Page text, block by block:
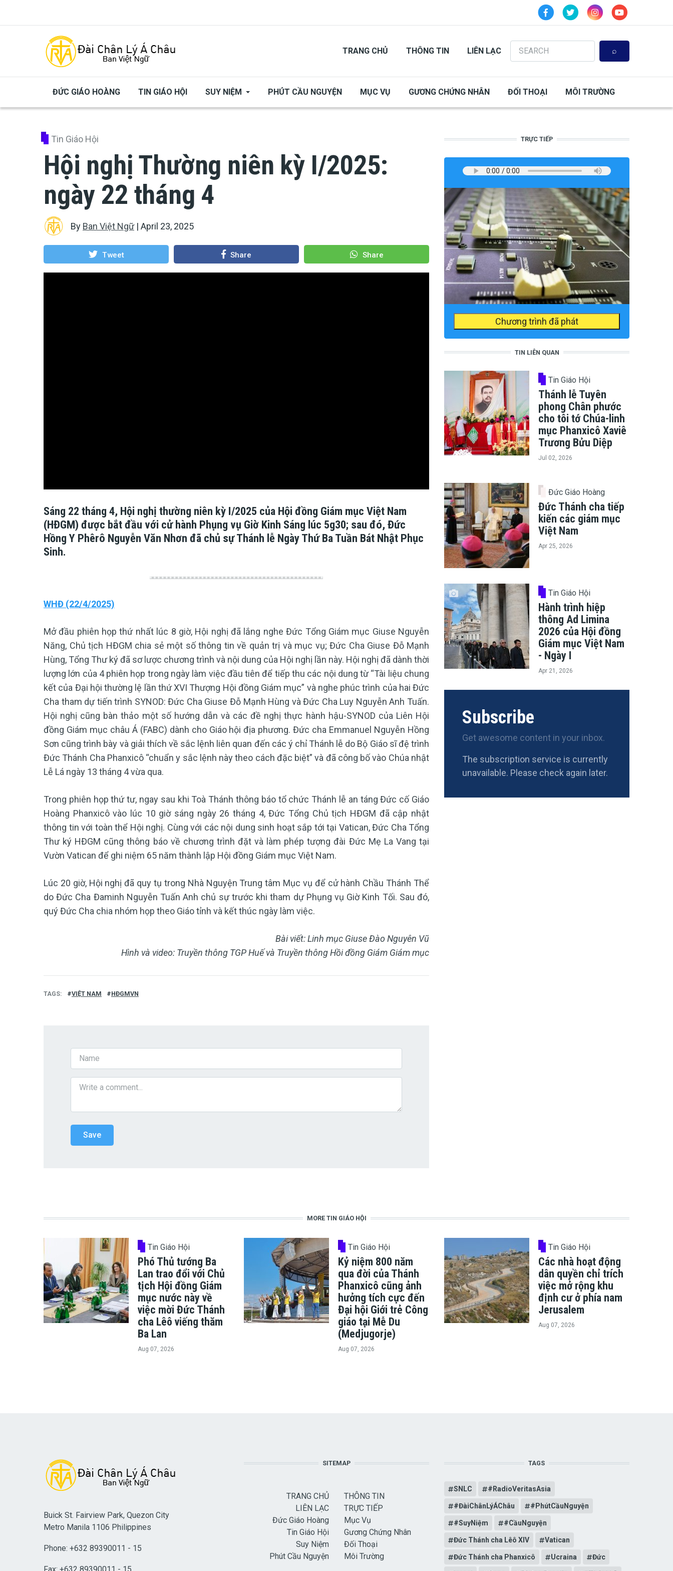
TRANG CHỦ THÔNG TIN LIÊN LẠC
Search
ĐỨC GIÁO HOÀNG TIN GIÁO HỘI SUY NIỆM PHÚT CẦU NGUYỆN MỤC VỤ GƯƠNG CHỨNG NHÂN ĐỐI THOẠI MÔI TRƯỜNG
Tin Giáo Hội
Hội nghị Thường niên kỳ I/2025:
ngày 22 tháng 4
By Ban Việt Ngữ| April 23, 2025
Tweet Share Share
Sáng 22 tháng 4, Hội nghị thường niên kỳ I/2025 của Hội đồng Giám mục Việt Nam
(HĐGM) được bắt đầu với cử hành Phụng vụ Giờ Kinh Sáng lúc 5g30; sau đó, Đức
Hồng Y Phêrô Nguyễn Văn Nhơn đã chủ sự Thánh lễ Ngày Thứ Ba Tuần Bát Nhật Phục
Sinh.
WHĐ (22/4/2025)
Mở đầu phiên họp thứ nhất lúc 8 giờ, Hội nghị đã lắng nghe Đức Tổng Giám mục Giuse Nguyễn
Năng, Chủ tịch HĐGM chia sẻ một số thông tin về quản trị và mục vụ; Đức Cha Giuse Đỗ Mạnh
Hùng, Tổng Thư ký đã sơ lược chương trình và nội dung của Hội nghị lần này. Hội nghị đã dành thời
lượng lớn của 4 phiên họp trong ngày làm việc đầu tiên để tiếp thu các nội dung từ “Tài liệu chung
kết của Đại hội thường lệ lần thứ XVI Thượng Hội đồng Giám mục” và nghe phúc trình của hai Đức
Cha tham dự tiến trình SYNOD: Đức Cha Giuse Đỗ Mạnh Hùng và Đức Cha Luy Nguyễn Anh Tuấn.
Hội nghị cũng bàn thảo một số hướng dẫn và các đề nghị thực hành hậu-SYNOD của Liên Hội
đồng Giám mục châu Á (FABC) dành cho Giáo hội địa phương. Đức cha Emmanuel Nguyễn Hồng
Sơn cũng trình bày và giải thích về sắc lệnh liên quan đến các ý chỉ Thánh lễ do Bộ Giáo sĩ đệ trình
Đức Thánh Cha Phanxicô “chuẩn y sắc lệnh này theo cách đặc biệt” và đã công bố vào Chúa nhật
Lễ Lá ngày 13 tháng 4 vừa qua.
Trong phiên họp thứ tư, ngay sau khi Toà Thánh thông báo tổ chức Thánh lễ an táng Đức cố Giáo
Hoàng Phanxicô vào lúc 10 giờ sáng ngày 26 tháng 4, Đức Tổng Chủ tịch HĐGM đã cập nhật
thông tin với toàn thể Hội nghị. Cùng với các nội dung sinh hoạt sắp tới tại Vatican, Đức Cha Tổng
Thư ký HĐGM cũng thông báo về chương trình đặt và làm phép tượng đài Đức Mẹ La Vang tại
Vườn Vatican để ghi niệm 65 năm thành lập Hội đồng Giám mục Việt Nam.
Lúc 20 giờ, Hội nghị đã quy tụ trong Nhà Nguyện Trung tâm Mục vụ để cử hành Chầu Thánh Thể
do Đức Cha Đaminh Nguyễn Tuấn Anh chủ sự trước khi tham dự Phụng vụ Giờ Kinh Tối. Sau đó,
quý Đức Cha chia nhóm họp theo Giáo tỉnh và kết thúc ngày làm việc.
Bài viết: Linh mục Giuse Đào Nguyên Vũ
Hình và video: Truyền thông TGP Huế và Truyền thông Hồi đồng Giám Giám mục
TAGS VIỆT NAM HĐGMVN
TRỰC TIẾP
Chương trình đã phát
TIN LIÊN QUAN
Tin Giáo Hội
Thánh lễ Tuyên
phong Chân phước
cho tôi tớ Chúa-linh
mục Phanxicô Xaviê
Trương Bửu Diệp
Jul 02, 2026
Đức Giáo Hoàng
Đức Thánh cha tiếp
kiến các giám mục
Việt Nam
Apr 25, 2026
Tin Giáo Hội
Hành trình hiệp
thông Ad Limina
2026 của Hội đồng
Giám mục Việt Nam
- Ngày I
Apr 21, 2026
Subscribe
Get awesome content in your inbox.
The subscription service is currently
unavailable. Please check again later.
MORE TIN GIÁO HỘI
Tin Giáo Hội
Phó Thủ tướng Ba
Lan trao đổi với Chủ
tịch Hội đồng Giám
mục nước này về
việc mời Đức Thánh
cha Lêô viếng thăm
Ba Lan
Aug 07, 2026
Tin Giáo Hội
Kỷ niệm 800 năm
qua đời của Thánh
Phanxicô cũng ảnh
hưởng tích cực đến
Đại hội Giới trẻ Công
giáo tại Mễ Du
(Medjugorje)
Aug 07, 2026
Tin Giáo Hội
Các nhà hoạt động
dân quyền chỉ trích
việc mở rộng khu
định cư ở phía nam
Jerusalem
Aug 07, 2026
Buick St. Fairview Park, Quezon City
Metro Manila 1106 Philippines
Phone: +632 89390011 - 15
SITEMAP
TRANG CHỦ
LIÊN LẠC
Đức Giáo Hoàng
Tin Giáo Hội
Suy Niệm
Phút Cầu Nguyện
THÔNG TIN
TRỰC TIẾP
Mục Vụ
Gương Chứng Nhân
Đối Thoại
Môi Trường
TAGS
SNLC #RadioVeritasAsia
#ĐàiChânLýÁChâu #PhútCầuNguyện
#SuyNiệm #CầuNguyện
Đức Thánh cha Lêô XIV Vatican
Đức Thánh cha Phanxicô Ucraina Đức